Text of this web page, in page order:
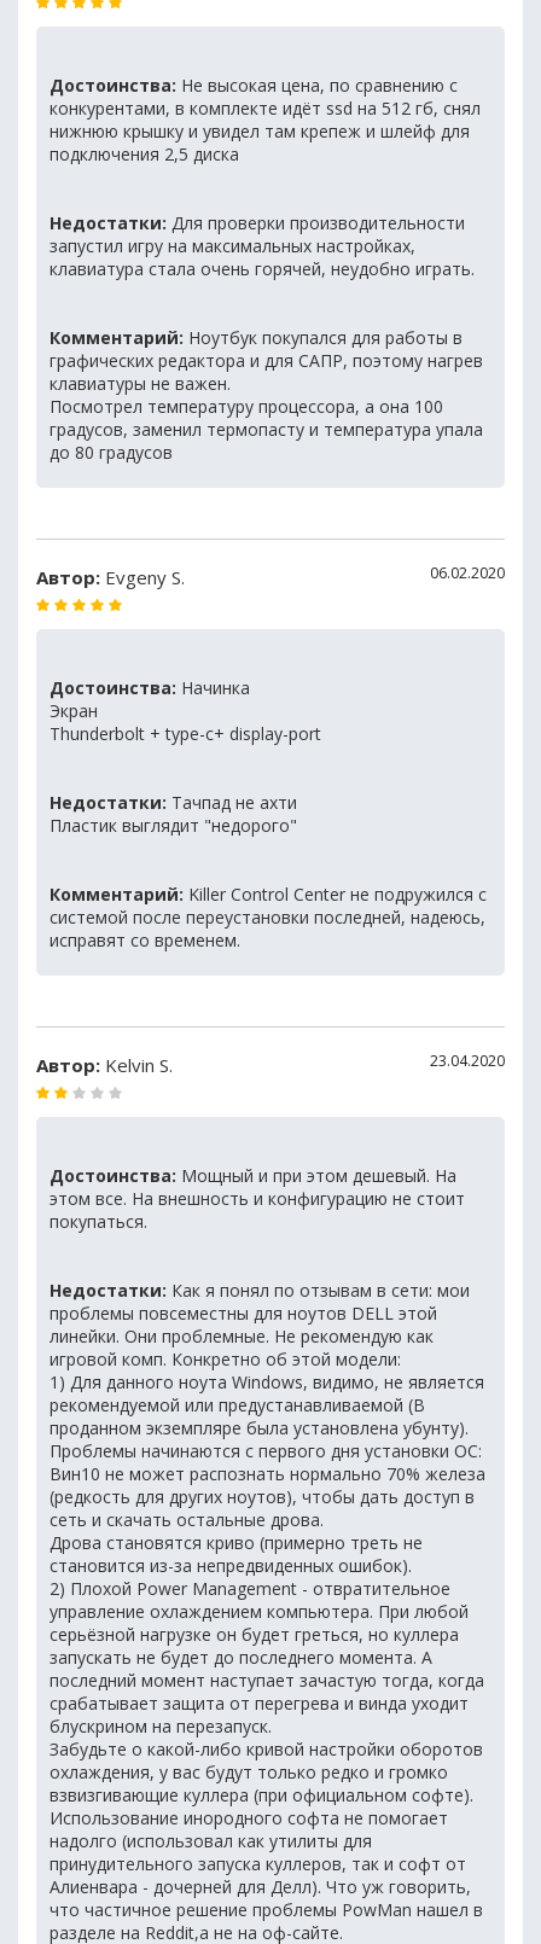
Достоинства: Не высокая цена, по сравнению с
конкурентами, в комплекте идёт ssd на 512 гб, снял
нижнюю крышку и увидел там крепеж и шлейф для
подключения 2,5 диска
Недостатки: Для проверки производительности
запустил игру на максимальных настройках,
клавиатура стала очень горячей, неудобно играть.
Комментарий: Ноутбук покупался для работы в
графических редактора и для САПР, поэтому нагрев
клавиатуры не важен.
Посмотрел температуру процессора, а она 100
градусов, заменил термопасту и температура упала
до 80 градусов
Автор: Evgeny S. 06.02.2020
Достоинства: Начинка
Экран
Thunderbolt + type-c+ display-port
Недостатки: Тачпад не ахти
Пластик выглядит "недорого"
Комментарий: Killer Control Center не подружился с
системой после переустановки последней, надеюсь,
исправят со временем.
Автор: Kelvin S. 23.04.2020
Достоинства: Мощный и при этом дешевый. На
этом все. На внешность и конфигурацию не стоит
покупаться.
Недостатки: Как я понял по отзывам в сети: мои
проблемы повсеместны для ноутов DELL этой
линейки. Они проблемные. Не рекомендую как
игровой комп. Конкретно об этой модели:
1) Для данного ноута Windows, видимо, не является
рекомендуемой или предустанавливаемой (В
проданном экземпляре была установлена убунту).
Проблемы начинаются с первого дня установки ОС:
Вин10 не может распознать нормально 70% железа
(редкость для других ноутов), чтобы дать доступ в
сеть и скачать остальные дрова.
Дрова становятся криво (примерно треть не
становится из-за непредвиденных ошибок).
2) Плохой Power Management - отвратительное
управление охлаждением компьютера. При любой
серьёзной нагрузке он будет греться, но куллера
запускать не будет до последнего момента. А
последний момент наступает зачастую тогда, когда
срабатывает защита от перегрева и винда уходит
блускрином на перезапуск.
Забудьте о какой-либо кривой настройки оборотов
охлаждения, у вас будут только редко и громко
взвизгивающие куллера (при официальном софте).
Использование инородного софта не помогает
надолго (использовал как утилиты для
принудительного запуска куллеров, так и софт от
Алиенвара - дочерней для Делл). Что уж говорить,
что частичное решение проблемы PowMan нашел в
разделе на Reddit,а не на оф-сайте.